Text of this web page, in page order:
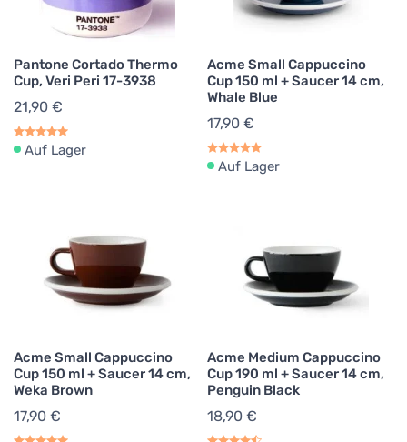
Pantone Cortado Thermo
Cup, Veri Peri 17-3938
21,90 €
Auf Lager
Acme Small Cappuccino
Cup 150 ml + Saucer 14 cm,
Whale Blue
17,90 €
Auf Lager
Acme Small Cappuccino
Cup 150 ml + Saucer 14 cm,
Weka Brown
17,90 €
Acme Medium Cappuccino
Cup 190 ml + Saucer 14 cm,
Penguin Black
18,90 €